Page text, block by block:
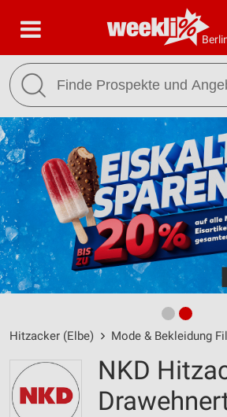
Hitzacker (Elbe) Mode & Bekleidung
NKD